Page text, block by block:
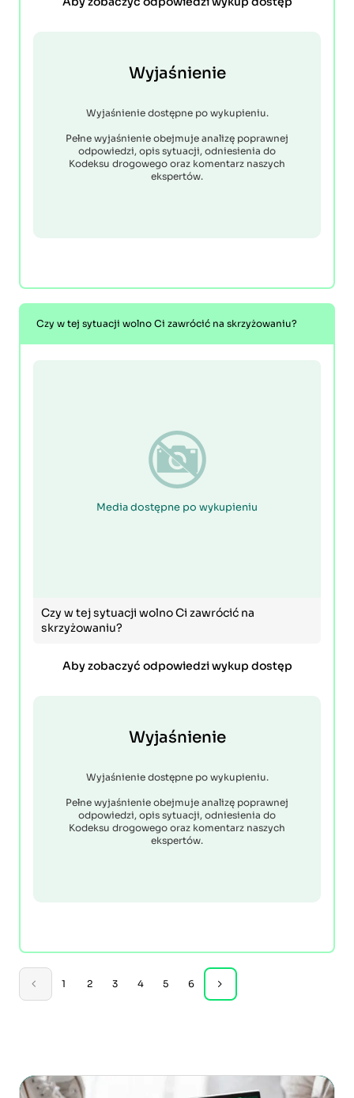
Wyjaśnienie
Wyjaśnienie dostępne po wykupieniu.
Pełne wyjaśnienie obejmuje analizę poprawnej
odpowiedzi, opis sytuacji, odniesienia do
Kodeksu drogowego oraz komentarz naszych
ekspertów.
Czy w tej sytuacji wolno Ci zawrócić na skrzyżowaniu?
Media dostępne po wykupieniu
Czy w tej sytuacji wolno Ci zawrócić na
skrzyżowaniu?
Aby zobaczyć odpowiedzi wykup dostęp
Wyjaśnienie
Wyjaśnienie dostępne po wykupieniu.
Pełne wyjaśnienie obejmuje analizę poprawnej
odpowiedzi, opis sytuacji, odniesienia do
Kodeksu drogowego oraz komentarz naszych
ekspertów.
1 2 3 4 5 6